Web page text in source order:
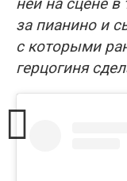
ней на сцене в
за пианино и
с которыми
герцогиня